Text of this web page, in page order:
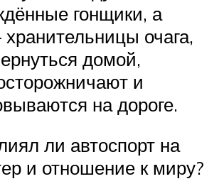
гонщики, а
очага,
домой,
и
на дороге.
ли автоспорт на
и отношение к миру?